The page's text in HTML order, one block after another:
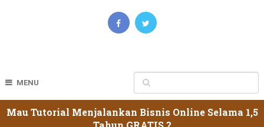
MENU
Mau Tutorial Menjalankan Bisnis Online Selama 1,5